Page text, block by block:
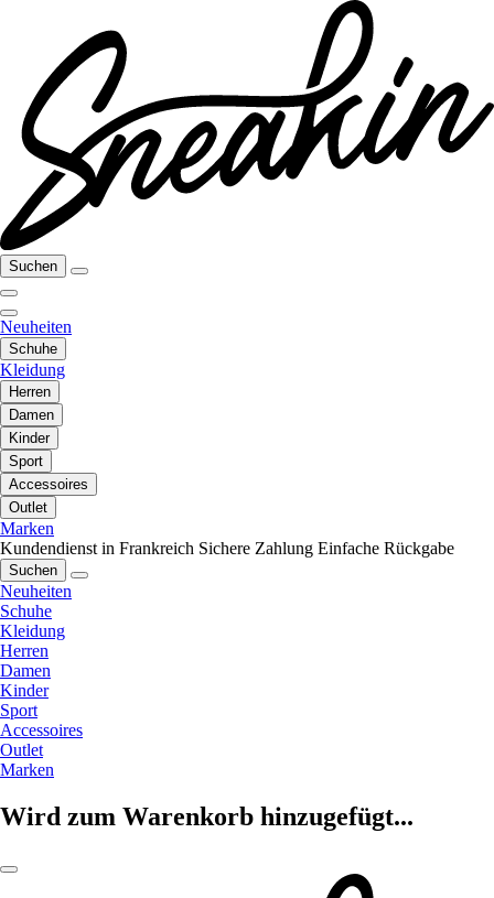
Suchen
Neuheiten
Schuhe
Kleidung
Herren
Damen
Kinder
Sport
Accessoires
Outlet
Marken
Kundendienst in Frankreich Sichere Zahlung Einfache Rückgabe
Suchen
Neuheiten
Schuhe
Kleidung
Herren
Damen
Kinder
Sport
Accessoires
Outlet
Marken
Wird zum Warenkorb hinzugefügt...